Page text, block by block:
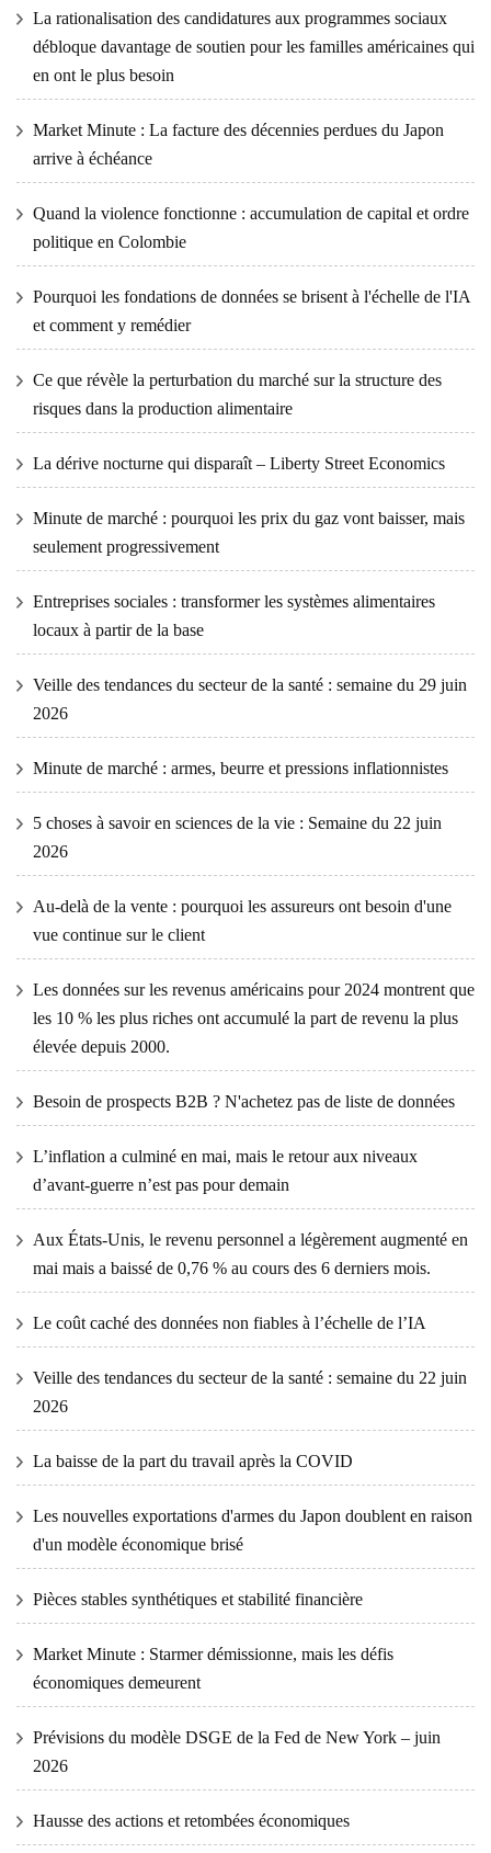
La rationalisation des candidatures aux programmes sociaux
débloque davantage de soutien pour les familles américaines qui
en ont le plus besoin
Market Minute : La facture des décennies perdues du Japon
arrive à échéance
Quand la violence fonctionne : accumulation de capital et ordre
politique en Colombie
Pourquoi les fondations de données se brisent à l'échelle de l'IA
et comment y remédier
Ce que révèle la perturbation du marché sur la structure des
risques dans la production alimentaire
La dérive nocturne qui disparaît – Liberty Street Economics
Minute de marché : pourquoi les prix du gaz vont baisser, mais
seulement progressivement
Entreprises sociales : transformer les systèmes alimentaires
locaux à partir de la base
Veille des tendances du secteur de la santé : semaine du 29 juin
2026
Minute de marché : armes, beurre et pressions inflationnistes
5 choses à savoir en sciences de la vie : Semaine du 22 juin
2026
Au-delà de la vente : pourquoi les assureurs ont besoin d'une
vue continue sur le client
Les données sur les revenus américains pour 2024 montrent que
les 10 % les plus riches ont accumulé la part de revenu la plus
élevée depuis 2000.
Besoin de prospects B2B ? N'achetez pas de liste de données
L’inflation a culminé en mai, mais le retour aux niveaux
d’avant-guerre n’est pas pour demain
Aux États-Unis, le revenu personnel a légèrement augmenté en
mai mais a baissé de 0,76 % au cours des 6 derniers mois.
Le coût caché des données non fiables à l’échelle de l’IA
Veille des tendances du secteur de la santé : semaine du 22 juin
2026
La baisse de la part du travail après la COVID
Les nouvelles exportations d'armes du Japon doublent en raison
d'un modèle économique brisé
Pièces stables synthétiques et stabilité financière
Market Minute : Starmer démissionne, mais les défis
économiques demeurent
Prévisions du modèle DSGE de la Fed de New York – juin
2026
Hausse des actions et retombées économiques